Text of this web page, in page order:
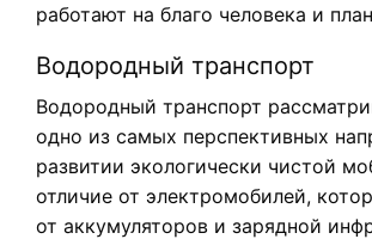
работают на благо человека и
Водородный транспорт
Водородный транспорт
одно из самых перспективных
развитии экологически чистой
отличие от электромобилей,
от аккумуляторов и зарядной